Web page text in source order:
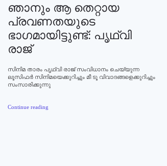
ഞാനും ആ തെറ്റായ
പ്രവണതയുടെ
ഭാഗമായിട്ടുണ്ട്: പൃഥ്വി
രാജ്
സിനിമ താരം പൃഥ്വി രാജ് സംവിധാനം ചെയ്യുന്ന
ലൂസിഫര്‍ സിനിമയെക്കുറിച്ചും മീ ടൂ വിവാദങ്ങളെക്കുറിച്ചും
സംസാരിക്കുന്നു
Continue reading